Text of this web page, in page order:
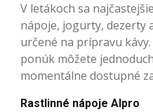
V letákoch sa
nápoje, jogurty, dezerty
určené na prípravu
ponúk môžete
momentálne dostupné
Rastlinné nápoje Alpro